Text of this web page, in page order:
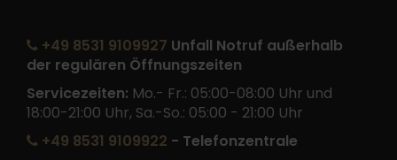
+49 8531 9109927 Unfall Notruf außerhalb
der regulären Öffnungszeiten
Servicezeiten: Mo.- Fr.: 05:00-08:00 Uhr und
18:00-21:00 Uhr, Sa.-So.: 05:00 - 21:00 Uhr
+49 8531 9109922 - Telefonzentrale